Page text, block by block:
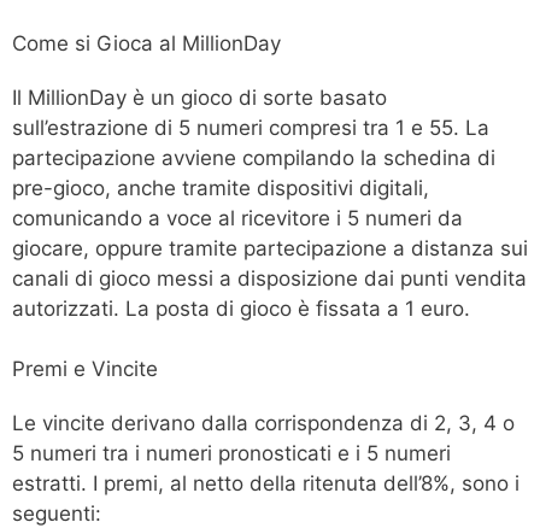
Come si Gioca al MillionDay
Il MillionDay è un gioco di sorte basato
sull’estrazione di 5 numeri compresi tra 1 e 55. La
partecipazione avviene compilando la schedina di
pre-gioco, anche tramite dispositivi digitali,
comunicando a voce al ricevitore i 5 numeri da
giocare, oppure tramite partecipazione a distanza sui
canali di gioco messi a disposizione dai punti vendita
autorizzati. La posta di gioco è fissata a 1 euro.
Premi e Vincite
Le vincite derivano dalla corrispondenza di 2, 3, 4 o
5 numeri tra i numeri pronosticati e i 5 numeri
estratti. I premi, al netto della ritenuta dell’8%, sono i
seguenti: